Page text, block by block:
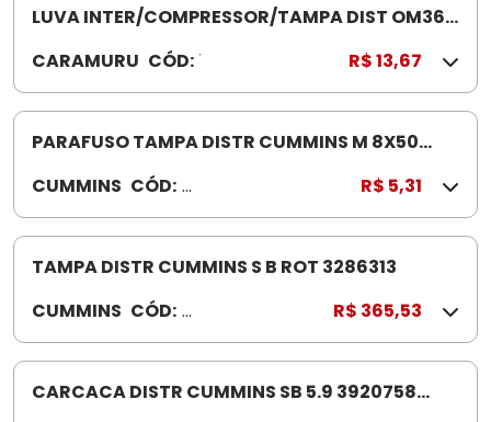
LUVA INTER/COMPRESSOR/TAMPA DIST OM366
CARAMURU CÓD: 1
0
2
R$ 13,67
PARAFUSO TAMPA DISTR CUMMINS M 8X50
CUMMINS CÓD: 3
9
2
6
6
3
R$ 5,31
TAMPA DISTR CUMMINS S B ROT 3286313
CUMMINS CÓD: 3
2
8
6
R$ 365,53
CARCACA DISTR CUMMINS SB 5.9 3920758